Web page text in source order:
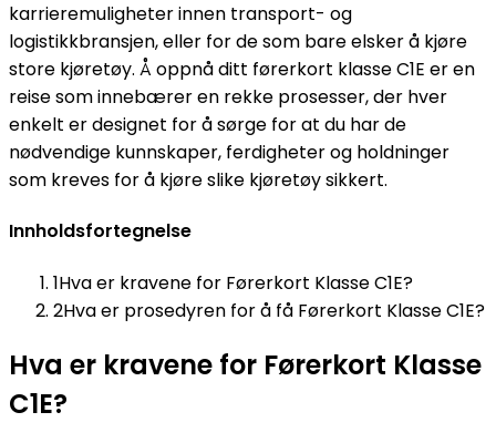
karrieremuligheter innen transport- og
logistikkbransjen, eller for de som bare elsker å kjøre
store kjøretøy. Å oppnå ditt førerkort klasse C1E er en
reise som innebærer en rekke prosesser, der hver
enkelt er designet for å sørge for at du har de
nødvendige kunnskaper, ferdigheter og holdninger
som kreves for å kjøre slike kjøretøy sikkert.
Innholdsfortegnelse
1Hva er kravene for Førerkort Klasse C1E?
2Hva er prosedyren for å få Førerkort Klasse C1E?
Hva er kravene for Førerkort Klasse
C1E?